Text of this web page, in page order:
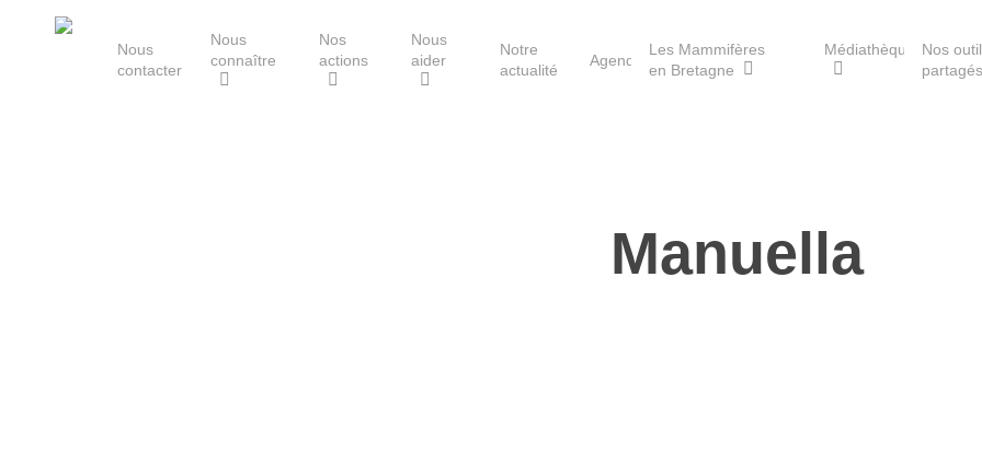
Nous
contacter
Nous
connaître
Nos
actions
Les Havres de paix pour la
loutre
Nous
aider
Notre
actualité
Agenda
Les Mammifères
en Bretagne
Médiathèque
Nos
partagés
Manuella